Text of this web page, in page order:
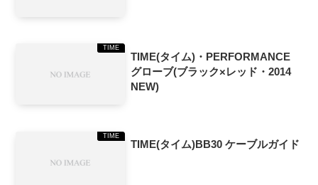
TIME
TIME(タイム)・PERFORMANCE
グローブ(ブラック×レッド・2014
NEW)
TIME
TIME(タイム)BB30 ケーブルガイド